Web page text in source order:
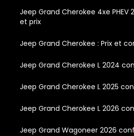
Jeep Grand Cherokee 4xe
et prix
Jeep Grand Cherokee : Prix et
Jeep Grand Cherokee L 2024
Jeep Grand Cherokee L 2025
Jeep Grand Cherokee L 2026
Jeep Grand Wagoneer 2026